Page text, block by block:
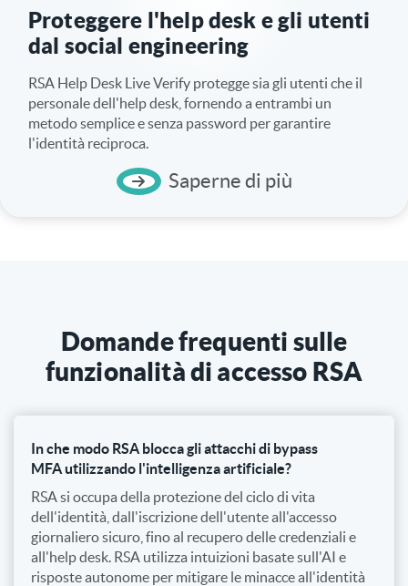
Proteggere l'help desk e gli utenti
dal social engineering
RSA Help Desk Live Verify protegge sia gli utenti che il
personale dell'help desk, fornendo a entrambi un
metodo semplice e senza password per garantire
l'identità reciproca.
Saperne di più
Domande frequenti sulle
funzionalità di accesso RSA
In che modo RSA blocca gli attacchi di bypass
MFA utilizzando l'intelligenza artificiale?
RSA si occupa della protezione del ciclo di vita
dell'identità, dall'iscrizione dell'utente all'accesso
giornaliero sicuro, fino al recupero delle credenziali e
all'help desk. RSA utilizza intuizioni basate sull'AI e
risposte autonome per mitigare le minacce all'identità